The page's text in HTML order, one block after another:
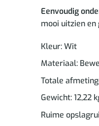
Eenvoudig
mooi uitzien
Kleur: Wit
Materiaal:
Totale
Gewicht: 12,22
Ruime